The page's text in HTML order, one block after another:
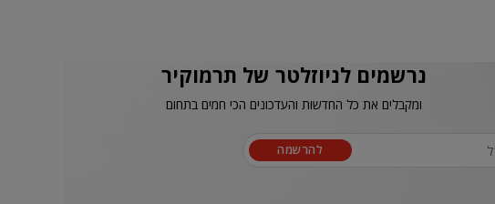
נרשמים לניוזלטר של תרמוקיר
ומקבלים את כל החדשות והעדכונים הכי חמים בתחום
להרשמה